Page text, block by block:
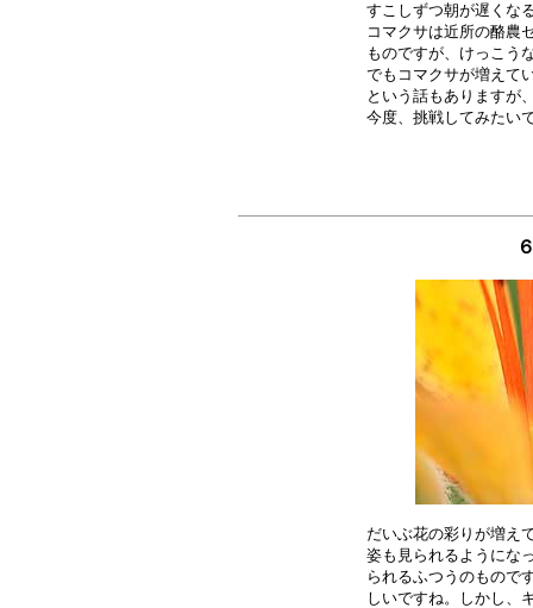
すこしずつ朝が遅くな
コマクサは近所の酪農
ものですが、けっこう
でもコマクサが増えて
という話もありますが
だいぶ花の彩りが増え
姿も見られるようにな
られるふつうのもので
しいですね。しかし、